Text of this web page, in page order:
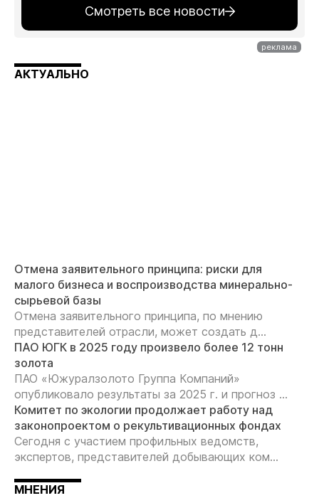
Смотреть все новости
АКТУАЛЬНО
Отмена заявительного принципа: риски для
малого бизнеса и воспроизводства минерально-
сырьевой базы
Отмена заявительного принципа, по мнению
представителей отрасли, может создать д...
ПАО ЮГК в 2025 году произвело более 12 тонн
золота
ПАО «Южуралзолото Группа Компаний»
опубликовало результаты за 2025 г. и прогноз ...
Комитет по экологии продолжает работу над
законопроектом о рекультивационных фондах
Сегодня с участием профильных ведомств,
экспертов, представителей добывающих ком...
МНЕНИЯ